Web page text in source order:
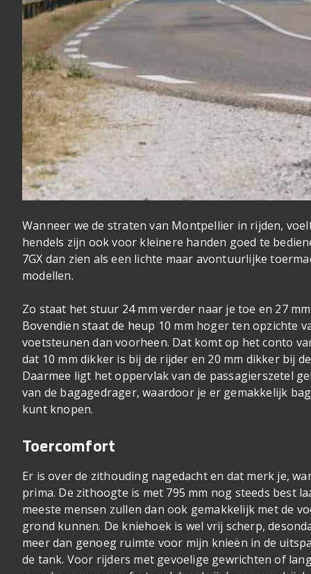
Wanneer we de straten van Montpellier in rijden,
hendels zijn ook voor kleinere handen goed te
7GX dan zien als een lichte maar avontuurlijke
modellen.
Zo staat het stuur 24 mm verder naar je toe en 27
Bovendien staat de heup 10 mm hoger ten opzichte
voetsteunen dan voorheen. Dat komt op het conto
dat 10 mm dikker is bij de rijder en 20 mm dikker bij
Daarmee ligt het oppervlak van de passagierszetel
van de bagagedrager, waardoor je er gemakkelijk
kunt knopen.
Toercomfort
Er is over de zithouding nagedacht en dat merk je,
prima. De zithoogte is met 795 mm nog steeds best
meeste mensen zullen dan ook gemakkelijk met de
grond kunnen. De kniehoek is wel vrij scherp,
meer dan genoeg ruimte voor mijn knieën in de
de tank. Voor rijders met gevoelige gewrichten of